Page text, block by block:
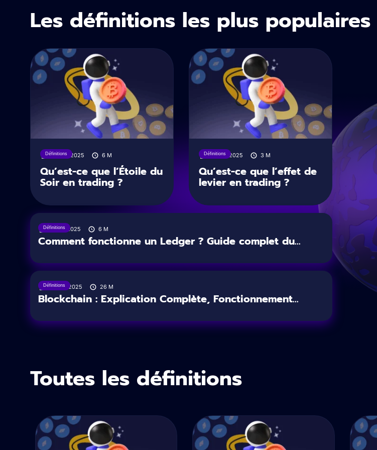
Les définitions les plus populaires
Définitions
20/08/2025 6 M
Qu’est-ce que l’Étoile du
Soir en trading ?
Définitions
20/08/2025 3 M
Qu’est-ce que l’effet de
levier en trading ?
Définitions
19/08/2025 6 M
Comment fonctionne un Ledger ? Guide complet du...
Définitions
04/04/2025 26 M
Blockchain : Explication Complète, Fonctionnement...
Toutes les définitions